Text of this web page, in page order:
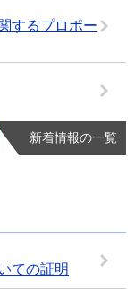
するプロポー
新着情報の一覧
ての証明